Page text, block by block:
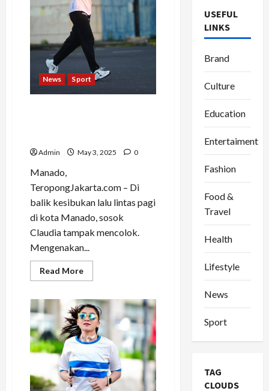
News Sport
Admin May 3, 2025 0
Manado,
TeropongJakarta.com – Di
balik kesibukan lalu lintas pagi
di kota Manado, sosok
Claudia tampak mencolok.
Mengenakan...
Read MoreRead
more
Srikandi
TNI
AL
yang
Menjaga
Disiplin
di
Tengah
Kota
USEFUL
LINKS
Brand
Culture
Education
Entertaiment
Fashion
Food &
Travel
Health
Lifestyle
News
Sport
TAG
CLOUDS